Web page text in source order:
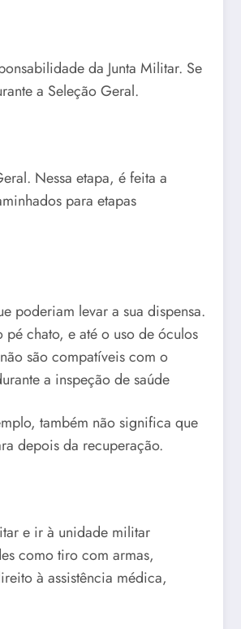
da Junta Militar. Se
a Seleção Geral.
Nessa etapa, é feita a
para etapas
poderiam levar a sua dispensa.
chato, e até o uso de óculos
são compatíveis com o
a inspeção de saúde
também não significa que
depois da recuperação.
e ir à unidade militar
como tiro com armas,
à assistência médica,